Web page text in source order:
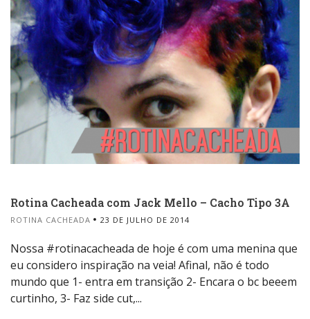
Rotina Cacheada com Jack Mello – Cacho Tipo 3A
ROTINA CACHEADA 23 DE JULHO DE 2014
Nossa #rotinacacheada de hoje é com uma menina que
eu considero inspiração na veia! Afinal, não é todo
mundo que 1- entra em transição 2- Encara o bc beeem
curtinho, 3- Faz side cut,...